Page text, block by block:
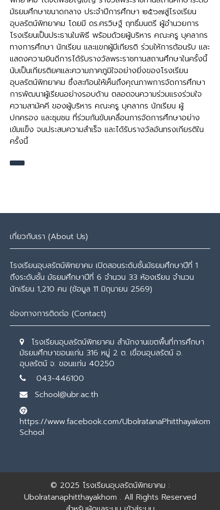
มัธยมศึกษาขนาดกลาง ประจำปีการศึกษา ๒๕๖๗สู่โรงเรียน
อุบลรัตน์พิทยาคม โดยมี ดร.ศรวิษฐ์ ฤทธิ์มนตรี ผู้อำนวยการ
โรงเรียนเป็นประธานในพิธี พร้อมด้วยผู้บริหาร คณะครู บุคลากร
ทางการศึกษา นักเรียน และแขกผู้มีเกียรติ ร่วมให้การต้อนรับ และ
แสดงความยินดีการได้รับรางวัลพระราชทานสถานศึกษาในครั้งนี้
นับเป็นเกียรติยศและความภาคภูมิใจอย่างยิ่งของโรงเรียน
อุบลรัตน์พิทยาคม ซึ่งสะท้อนให้เห็นถึงคุณภาพการจัดการศึกษา
การพัฒนาผู้เรียนอย่างรอบด้าน ตลอดจนความร่วมแรงร่วมใจ
ความสามัคคี ของผู้บริหาร คณะครู บุคลากร นักเรียน ผู้
ปกครอง และชุมชน ที่ร่วมกันขับเคลื่อนการจัดการศึกษาอย่าง
เข้มแข็ง จนประสบความสำเร็จ และได้รับรางวัลอันทรงเกียรติใน
ครั้งนี้
เกี่ยวกับเรา (About Us)
โรงเรียนอุบลรัตน์พิทยาคม เปิดสอนระดับชั้นมัธยมศึกษาปีที่ 1
ถึงระดับชั้น มัธยมศึกษาปีที่ 6 จำนวน 33 ห้องเรียน จำนวน
นักเรียน 1,210 คน (ข้อมูล 11 มิถุนายน 2569)
ช่องทางการติดต่อ (Contact)
โรงเรียนอุบลรัตน์พิทยาคม สำนักงานเขตพื้นที่การศึกษา
มัธยมศึกษาขอนแก่น 316 หมู่ 2 ต. เขื่อนอุบลรัตน์ อ.
อุบลรัตน์ จ. ขอนแก่น 40250
043-446100
School@ubr.ac.th
https://www.facebook.com/UbolratanaPhitthayakom
School
© 2025 โรงเรียนอุบลรัตน์พิทยาคม :
Ubolratanaphitthayakhom . All Rights Reserved